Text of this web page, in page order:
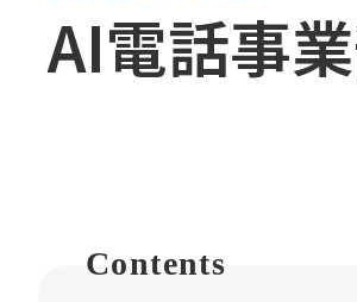
AI電話事
Contents